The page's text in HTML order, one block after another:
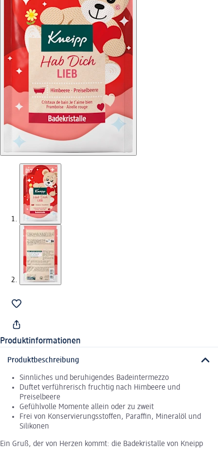
Produktinformationen
Produktbeschreibung
Sinnliches und beruhigendes Badeintermezzo
Duftet verführerisch fruchtig nach Himbeere und
Preiselbeere
Gefühlvolle Momente allein oder zu zweit
Frei von Konservierungsstoffen, Paraffin, Mineralöl und
Silikonen
Ein Gruß, der von Herzen kommt: die Badekristalle von Kneipp